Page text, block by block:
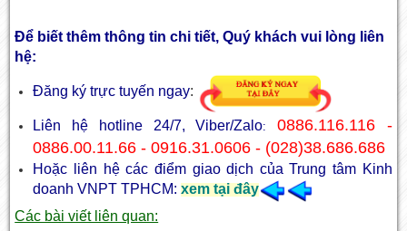
Để biết thêm thông tin chi tiết, Quý khách vui lòng liên
hệ:
Đăng ký trực tuyến ngay:
Liên hệ hotline 24/7, Viber/Zalo:0886.116.116 -
0886.00.11.66 - 0916.31.0606 - (028)38.686.686
Hoặc liên hệ các điểm giao dịch của Trung tâm Kinh
doanh VNPT TPHCM: xem tại đây
Các bài viết liên quan: